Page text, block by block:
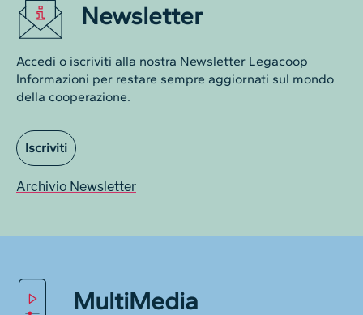
Newsletter
Accedi o iscriviti alla nostra Newsletter Legacoop
Informazioni per restare sempre aggiornati sul mondo
della cooperazione.
Iscriviti
Archivio Newsletter
MultiMedia